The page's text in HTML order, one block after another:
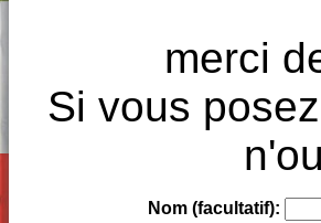
merci
Si vous
Nom (facultatif):